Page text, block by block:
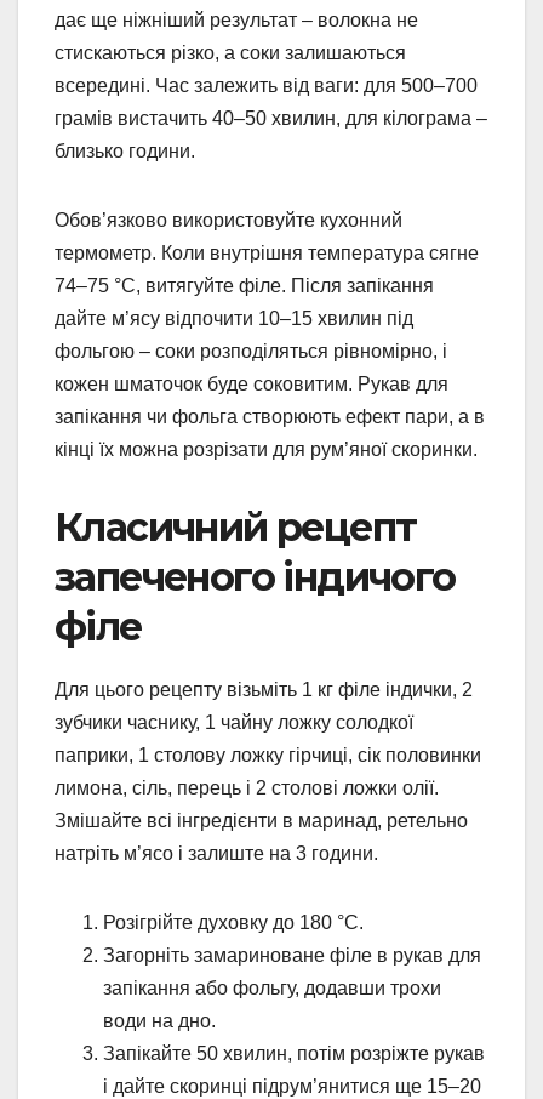
дає ще ніжніший результат – волокна не
стискаються різко, а соки залишаються
всередині. Час залежить від ваги: для 500–700
грамів вистачить 40–50 хвилин, для кілограма –
близько години.
Обов’язково використовуйте кухонний
термометр. Коли внутрішня температура сягне
74–75 °C, витягуйте філе. Після запікання
дайте м’ясу відпочити 10–15 хвилин під
фольгою – соки розподіляться рівномірно, і
кожен шматочок буде соковитим. Рукав для
запікання чи фольга створюють ефект пари, а в
кінці їх можна розрізати для рум’яної скоринки.
Класичний рецепт
запеченого індичого
філе
Для цього рецепту візьміть 1 кг філе індички, 2
зубчики часнику, 1 чайну ложку солодкої
паприки, 1 столову ложку гірчиці, сік половинки
лимона, сіль, перець і 2 столові ложки олії.
Змішайте всі інгредієнти в маринад, ретельно
натріть м’ясо і залиште на 3 години.
Розігрійте духовку до 180 °C.
Загорніть замариноване філе в рукав для
запікання або фольгу, додавши трохи
води на дно.
Запікайте 50 хвилин, потім розріжте рукав
і дайте скоринці підрум’янитися ще 15–20